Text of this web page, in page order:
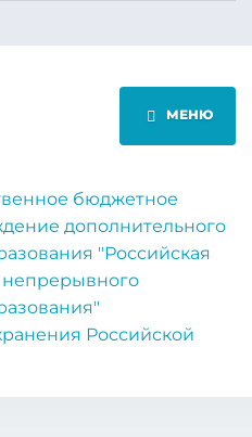
МЕНЮ
бюджетное
дополнительного
"Российская
Российской